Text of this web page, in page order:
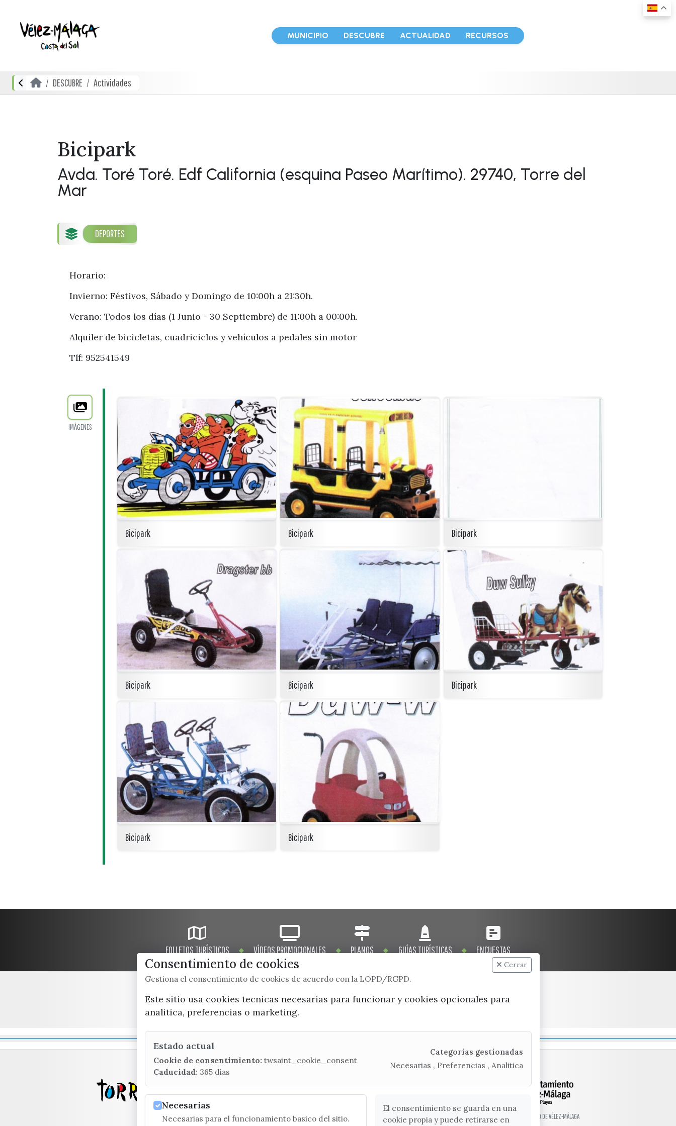
MUNICIPIO DESCUBRE ACTUALIDAD RECURSOS
DESCUBRE Actividades
Bicipark
Avda. Toré Toré. Edf California (esquina Paseo Marítimo). 29740, Torre del
Mar
DEPORTES
Horario:
Invierno: Féstivos, Sábado y Domingo de 10:00h a 21:30h.
Verano: Todos los días (1 Junio - 30 Septiembre) de 11:00h a 00:00h.
Alquiler de bicicletas, cuadriciclos y vehículos a pedales sin motor
Tlf: 952541549
IMÁGENES
Bicipark Bicipark Bicipark
Bicipark Bicipark Bicipark
Bicipark Bicipark
FOLLETOS TURÍSTICOS VÍDEOS PROMOCIONALES PLANOS GUÍAS TURÍSTICAS ENCUESTAS
x / twitter
(+34) 952 541 104
C/ Poniente, 2. CP 29740 - Torre del Mar
© EXCMO. AYUNTAMIENTO DE VÉLEZ-MÁLAGA
Consentimiento de cookies
Gestiona el consentimiento de cookies de acuerdo con la LOPD/RGPD.
Cerrar
Este sitio usa cookies tecnicas necesarias para funcionar y cookies opcionales para
analitica, preferencias o marketing.
Estado actual
Cookie de consentimiento: twsaint_cookie_consent
Caducidad: 365 dias
Categorias gestionadas
Necesarias , Preferencias , Analitica
Necesarias
Necesarias para el funcionamiento basico del sitio.
El consentimiento se guarda en una
cookie propia y puede retirarse en